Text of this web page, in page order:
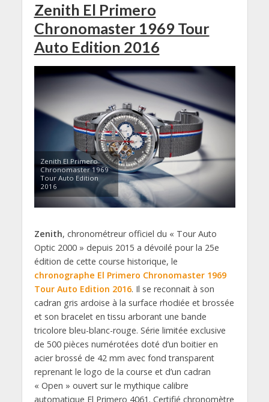
Zenith El Primero
Chronomaster 1969 Tour
Auto Edition 2016
Zenith El Primero
Chronomaster 1969
Tour Auto Edition
2016
Zenith, chronométreur officiel du « Tour Auto
Optic 2000 » depuis 2015 a dévoilé pour la 25e
édition de cette course historique, le
chronographe El Primero Chronomaster 1969
Tour Auto Edition 2016. Il se reconnait à son
cadran gris ardoise à la surface rhodiée et brossée
et son bracelet en tissu arborant une bande
tricolore bleu-blanc-rouge. Série limitée exclusive
de 500 pièces numérotées doté d’un boitier en
acier brossé de 42 mm avec fond transparent
reprenant le logo de la course et d’un cadran
« Open » ouvert sur le mythique calibre
automatique El Primero 4061. Certifié chronomètre